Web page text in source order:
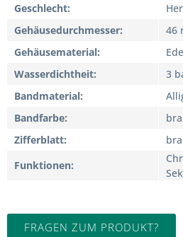
Geschlecht
Gehäusedurchmesser
46
Gehäusematerial
Wasserdichtheit
3
Bandmaterial
Bandfarbe
Zifferblatt
Funktionen
FRAGEN ZUM PRODUKT?